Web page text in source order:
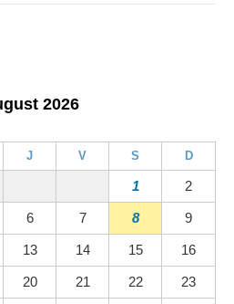
2026
J V S D
1 2
6 7 8 9
13 14 15 16
20 21 22 23